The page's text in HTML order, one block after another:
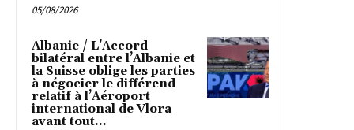
05/08/2026
Albanie / L’Accord
bilatéral entre l’Albanie et
la Suisse oblige les parties
à négocier le différend
relatif à l’Aéroport
international de Vlora
avant tout...